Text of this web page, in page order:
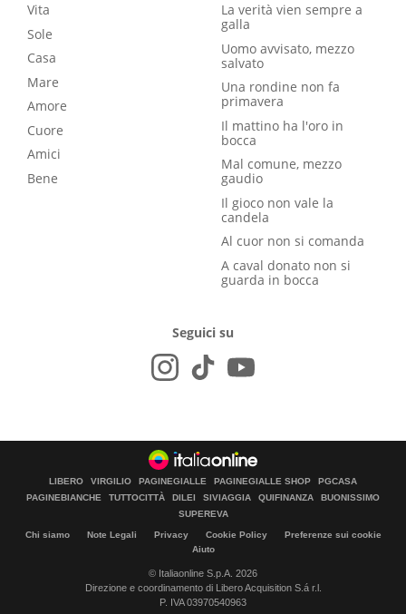
Vita
Sole
Casa
Mare
Amore
Cuore
Amici
Bene
La verità vien sempre a
galla
Uomo avvisato, mezzo
salvato
Una rondine non fa
primavera
Il mattino ha l'oro in
bocca
Mal comune, mezzo
gaudio
Il gioco non vale la
candela
Al cuor non si comanda
A caval donato non si
guarda in bocca
Seguici su
LIBERO VIRGILIO PAGINEGIALLE PAGINEGIALLE SHOP
PGCASA
PAGINEBIANCHE
TUTTOCITTÀ DILEI SIVIAGGIA QUIFINANZA
BUONISSIMO
SUPEREVA
Chi siamo Note Legali Privacy Cookie Policy
Preferenze sui cookie
Aiuto
© Italiaonline S.p.A. 2026
Direzione e coordinamento di Libero Acquisition S.á r.l.
P. IVA 03970540963